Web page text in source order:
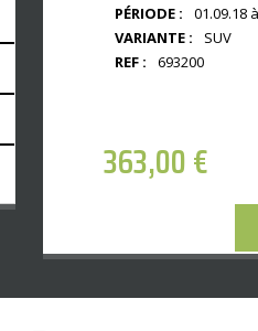
PÉRIODE :
01.09.18
VARIANTE :
SUV
REF :
693200
363,00€